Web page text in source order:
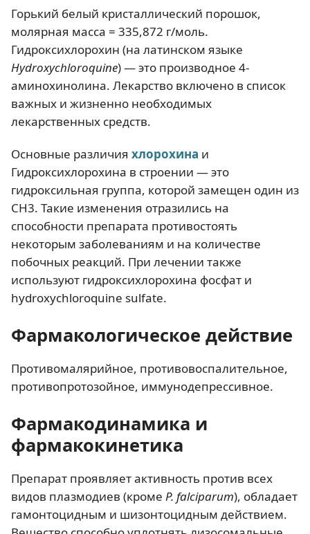
Горький белый кристаллический порошок,
молярная масса = 335,872 г/моль.
Гидроксихлорохин (на латинском языке
Hydroxychloroquine) — это производное 4-
аминохинолина. Лекарство включено в список
важных и жизненно необходимых
лекарственных средств.
Основные различия хлорохина и
Гидроксихлорохина в строении — это
гидроксильная группа, которой замещен один из
СН3. Такие изменения отразились на
способности препарата противостоять
некоторым заболеваниям и на количестве
побочных реакций. При лечении также
используют гидроксихлорохина фосфат и
hydroxychloroquine sulfate.
Фармакологическое действие
Противомалярийное, противовоспалительное,
противопротозойное, иммунодепрессивное.
Фармакодинамика и
фармакокинетика
Препарат проявляет активность против всех
видов плазмодиев (кроме P. falciparum), обладает
гамонтоцидным и шизонтоцидным действием.